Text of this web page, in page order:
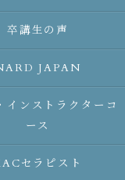
卒講生の声
JAPAN
インストラクターコ
ース
セラピスト